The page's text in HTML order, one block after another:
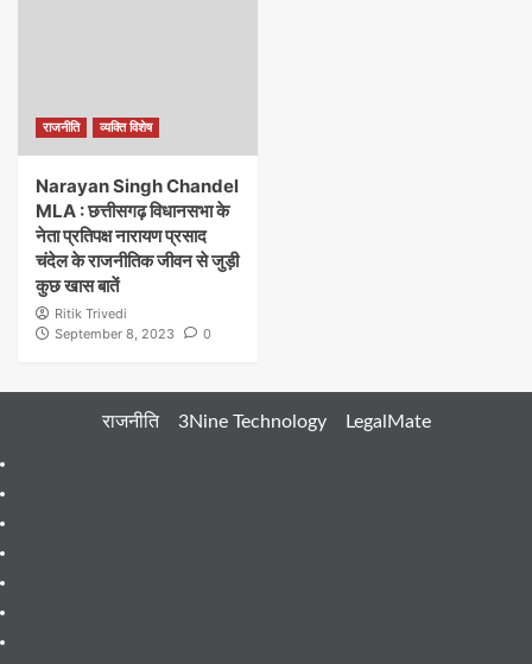
राजनीति व्यक्ति विशेष
Narayan Singh Chandel
MLA : छत्तीसगढ़ विधानसभा के
नेता प्रतिपक्ष नारायण प्रसाद
चंदेल के राजनीतिक जीवन से जुड़ी
कुछ खास बातें
Ritik Trivedi
September 8, 2023
0
राजनीति 3Nine Technology LegalMate